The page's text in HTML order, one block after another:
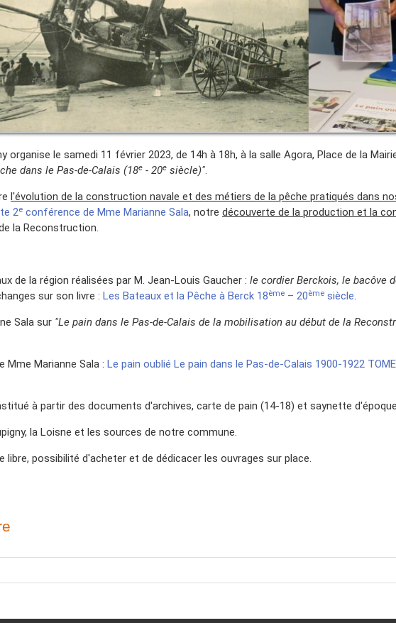
organise le samedi 11 février 2023, de 14h à 18h, à la salle Agora, Place de la
dans le Pas-de-Calais (18e - 20e siècle)".
l'évolution de la construction navale et des métiers de la pêche pratiqués dans
2e conférence de Mme Marianne Sala, notre découverte de la production et la
la Reconstruction.
de la région réalisées par M. Jean-Louis Gaucher : le cordier Berckois, le bacôve
sur son livre : Les Bateaux et la Pêche à Berck 18ème – 20ème siècle.
Sala sur "Le pain dans le Pas-de-Calais de la mobilisation au début de la
Mme Marianne Sala : Le pain oublié Le pain dans le Pas-de-Calais 1900-1922
à partir des documents d'archives, carte de pain (14-18) et saynette
la Loisne et les sources de notre commune.
libre, possibilité d'acheter et de dédicacer les ouvrages sur place.